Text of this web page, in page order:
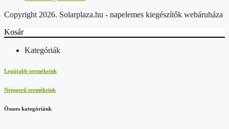
Copyright 2026. Solarplaza.hu - napelemes kiegészítők webáruháza
Kosár
Kategóriák
Legújabb termékeink
Népszerű termékeink
Összes kategóriánk